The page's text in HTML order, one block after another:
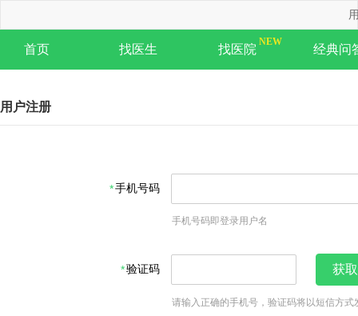
首页 找医生 找医院 经典问
用户注册
手机号码
手机号码即登录用户名
验证码 获
请输入正确的手机号，验证码将以短信方式